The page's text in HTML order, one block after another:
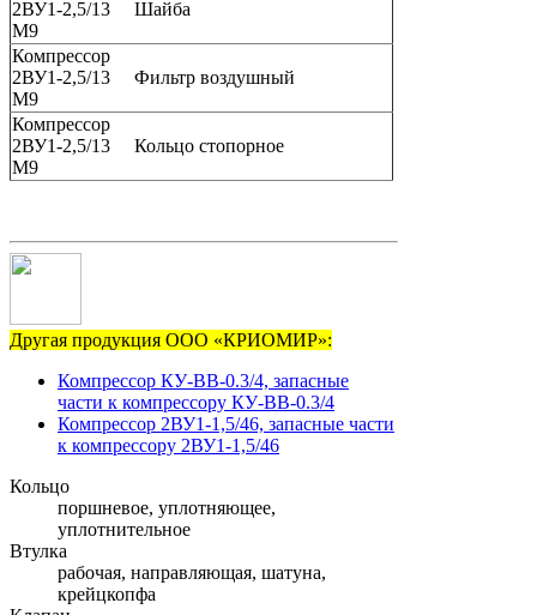
2ВУ1-2,5/13
М9
Шайба
Компрессор
2ВУ1-2,5/13
М9
Фильтр воздушный
Компрессор
2ВУ1-2,5/13
М9
Кольцо стопорное
Другая продукция ООО «КРИОМИР»:
Компрессор КУ-ВВ-0.3/4, запасные
части к компрессору КУ-ВВ-0.3/4
Компрессор 2ВУ1-1,5/46, запасные части
к компрессору 2ВУ1-1,5/46
Кольцо
поршневое, уплотняющее,
уплотнительное
Втулка
рабочая, направляющая, шатуна,
крейцкопфа